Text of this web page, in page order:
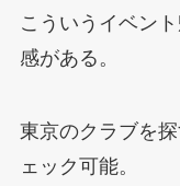
こういうイベン
感がある。
東京のクラブを
ェック可能。